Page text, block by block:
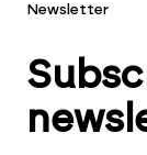
Newsletter